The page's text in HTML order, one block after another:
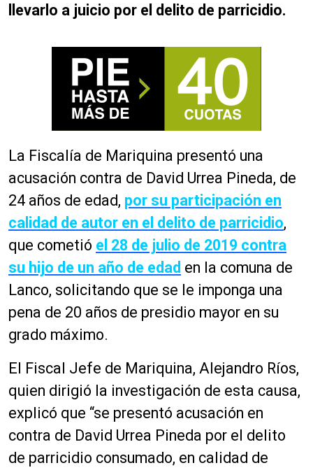
llevarlo a juicio por el delito de parricidio.
La Fiscalía de Mariquina presentó una
acusación contra de David Urrea Pineda, de
24 años de edad, por su participación en
calidad de autor en el delito de parricidio,
que cometió el 28 de julio de 2019 contra
su hijo de un año de edad en la comuna de
Lanco, solicitando que se le imponga una
pena de 20 años de presidio mayor en su
grado máximo.
El Fiscal Jefe de Mariquina, Alejandro Ríos,
quien dirigió la investigación de esta causa,
explicó que “se presentó acusación en
contra de David Urrea Pineda por el delito
de parricidio consumado, en calidad de